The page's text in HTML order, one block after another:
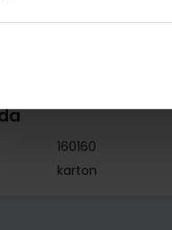
ODLUKA O
29,7 x 21 cm
160160
karton